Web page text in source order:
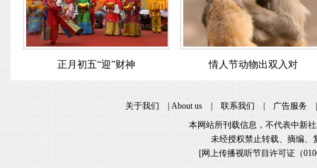
正月初五“迎”财神 情人节动物出双入对
关于我们|About us|联系我们|广告服务
本网站所刊载信息，不代表中新
未经授权禁止转载、摘编、
[网上传播视听节目许可证（